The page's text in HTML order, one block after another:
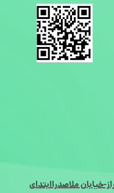
خیابان ملاصدراابتدای